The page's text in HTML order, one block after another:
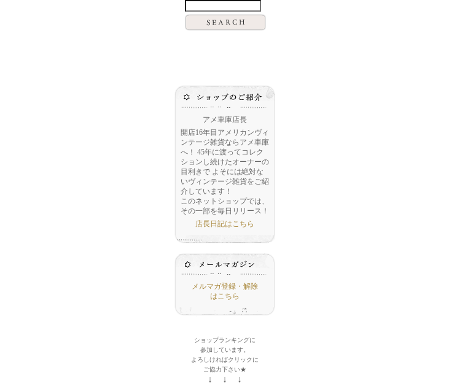
アメ車庫店長
開店16年目アメリカンヴィ
ンテージ雑貨ならアメ車庫
へ！ 45年に渡ってコレク
ションし続けたオーナーの
目利きで よそには絶対な
いヴィンテージ雑貨をご紹
介しています！
このネットショップでは、
その一部を毎日リリース！
店長日記はこちら
メルマガ登録・解除
はこちら
ショップランキングに
参加しています。
よろしければクリックに
ご協力下さい★
↓ ↓ ↓